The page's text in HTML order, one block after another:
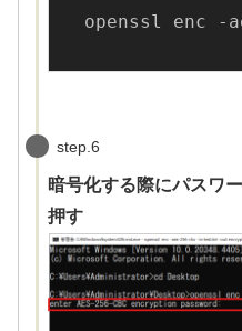
openssl enc
step.6
暗号化する際にパスワ
押す